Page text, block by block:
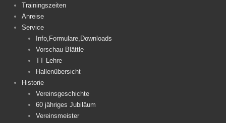
Trainingszeiten
Anreise
Service
Info,Formulare,Downloads
Vorschau Blättle
TT Lehre
Hallenübersicht
Historie
Vereinsgeschichte
60 jähriges Jubiläum
Vereinsmeister